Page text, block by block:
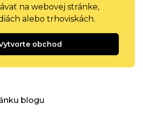
na webovej stránke,
alebo trhoviskách.
obchod
blogu